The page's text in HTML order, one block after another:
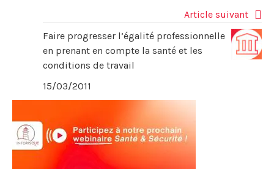
Article suivant
Faire progresser l’égalité professionnelle
en prenant en compte la santé et les
conditions de travail
15/03/2011